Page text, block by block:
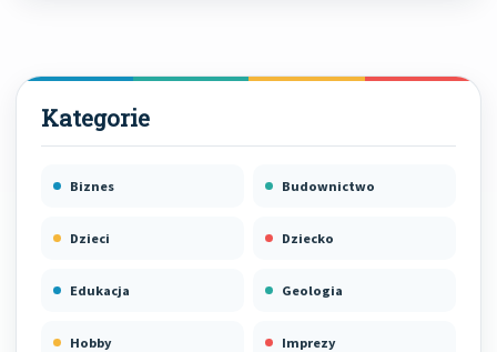
Biznes Budownictwo
Dzieci Dziecko
Edukacja Geologia
Hobby Imprezy